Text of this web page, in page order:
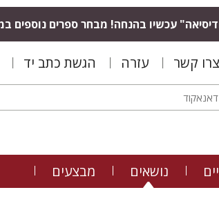
עכשיו בהנחה! מבחר ספרים נוספים
צרו קשר עזרה הגשת כתב יד
נושאים מבצעים